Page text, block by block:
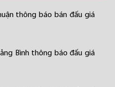
thông báo bán đấu giá
Bình thông báo đấu giá